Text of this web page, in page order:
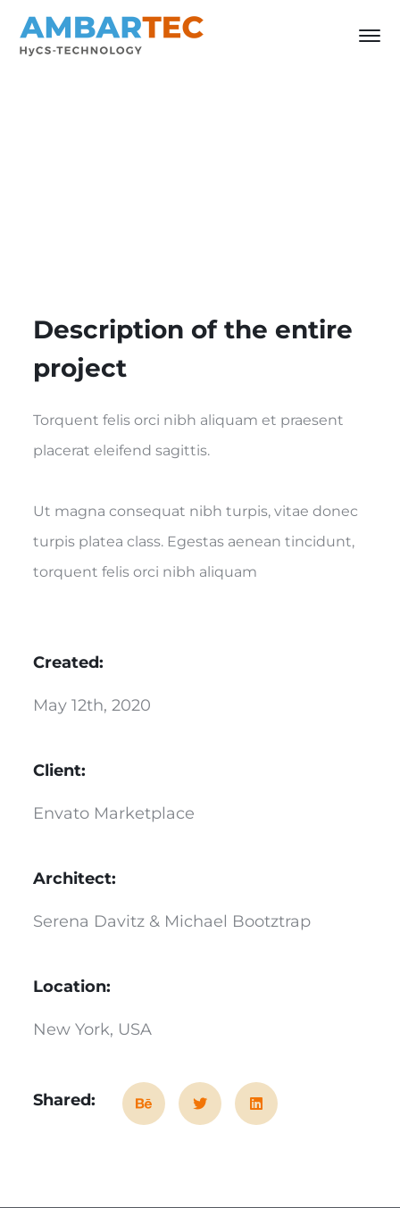
Description of the entire
project
Torquent felis orci nibh aliquam et praesent
placerat eleifend sagittis.
Ut magna consequat nibh turpis, vitae donec
turpis platea class. Egestas aenean tincidunt,
torquent felis orci nibh aliquam
Created:
May 12th, 2020
Client:
Envato Marketplace
Architect:
Serena Davitz & Michael Bootztrap
Location:
New York, USA
Shared: